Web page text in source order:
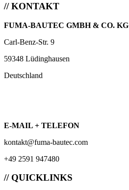
// KONTAKT
FUMA-BAUTEC GMBH & CO. KG
Carl-Benz-Str. 9
59348 Lüdinghausen
Deutschland
E-MAIL + TELEFON
kontakt@fuma-bautec.com
+49 2591 947480
// QUICKLINKS